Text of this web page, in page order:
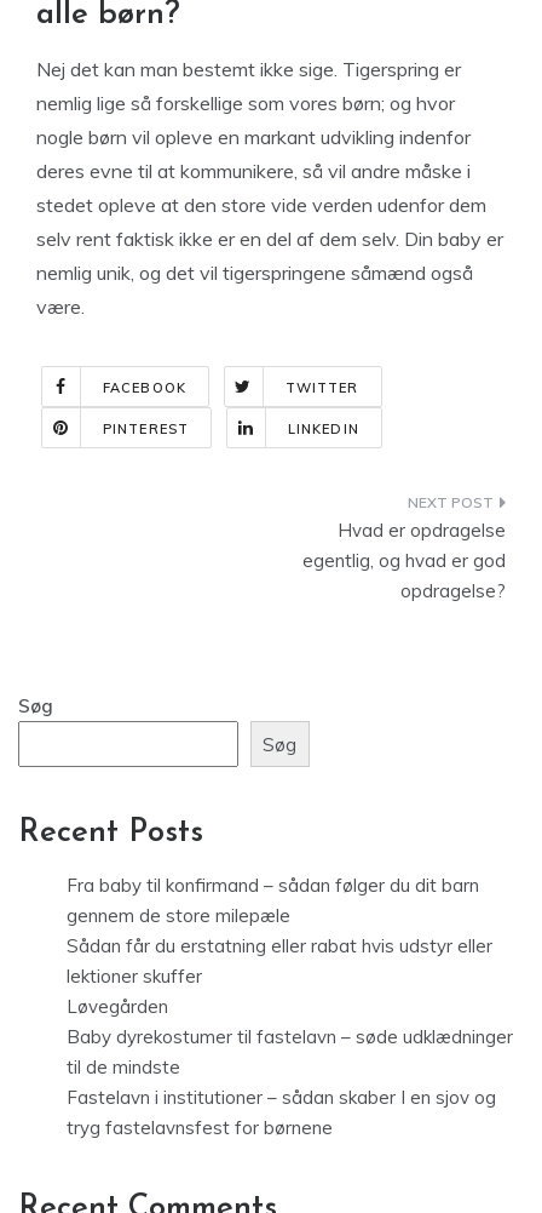
alle børn?
Nej det kan man bestemt ikke sige. Tigerspring er
nemlig lige så forskellige som vores børn; og hvor
nogle børn vil opleve en markant udvikling indenfor
deres evne til at kommunikere, så vil andre måske i
stedet opleve at den store vide verden udenfor dem
selv rent faktisk ikke er en del af dem selv. Din baby er
nemlig unik, og det vil tigerspringene såmænd også
være.
FACEBOOK TWITTER
PINTEREST LINKEDIN
Hvad er opdragelse
egentlig, og hvad er god
opdragelse?
Søg
Søg
Recent Posts
Fra baby til konfirmand – sådan følger du dit barn
gennem de store milepæle
Sådan får du erstatning eller rabat hvis udstyr eller
lektioner skuffer
Løvegården
Baby dyrekostumer til fastelavn – søde udklædninger
til de mindste
Fastelavn i institutioner – sådan skaber I en sjov og
tryg fastelavnsfest for børnene